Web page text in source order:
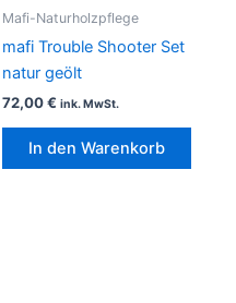
Mafi-Naturholzpflege
mafi Trouble Shooter Set
natur geölt
72,00€ ink. MwSt.
In den Warenkorb